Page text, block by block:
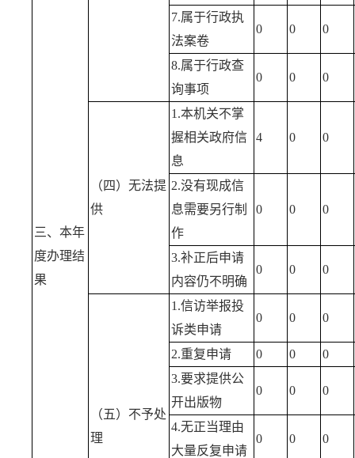
三、本年
度办理结
果
7.属于行政执
法案卷
0 0 0
8.属于行政查
询事项
0 0 0
（四）无法提
供
1.本机关不掌
握相关政府信
息
4 0 0
2.没有现成信
息需要另行制
作
0 0 0
3.补正后申请
内容仍不明确
0 0 0
（五）不予处
理
1.信访举报投
诉类申请
0 0 0
2.重复申请 0 0
0
3.要求提供公
开出版物
0 0 0
4.无正当理由
大量反复申请
0 0 0